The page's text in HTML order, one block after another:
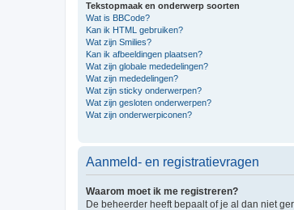
Tekstopmaak en onderwerp soorten
Wat is BBCode?
Kan ik HTML gebruiken?
Wat zijn Smilies?
Kan ik afbeeldingen plaatsen?
Wat zijn globale mededelingen?
Wat zijn mededelingen?
Wat zijn sticky onderwerpen?
Wat zijn gesloten onderwerpen?
Wat zijn onderwerpiconen?
Aanmeld- en registratievragen
Waarom moet ik me registreren?
De beheerder heeft bepaalt of je al dan niet